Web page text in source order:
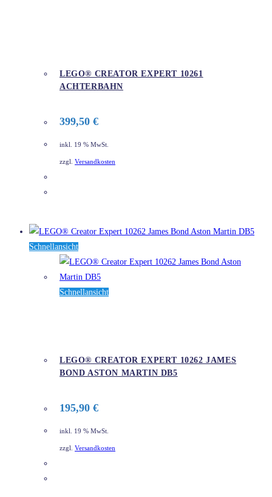
LEGO® CREATOR EXPERT 10261
ACHTERBAHN
399,50 €
inkl. 19 % MwSt.
zzgl. Versandkosten
Schnellansicht
Schnellansicht
LEGO® CREATOR EXPERT 10262 JAMES
BOND ASTON MARTIN DB5
195,90 €
inkl. 19 % MwSt.
zzgl. Versandkosten